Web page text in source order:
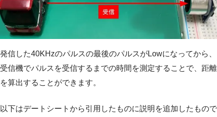
発信した40KHzのパルスの最後のパルスがLowになってから、
受信機でパルスを受信するまでの時間を測定することで、距離
を算出することができます。
以下はデートシートから引用したものに説明を追加したもので